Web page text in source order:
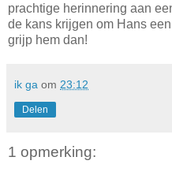
prachtige herinnering aan
de kans krijgen om Hans
grijp hem dan!
ik ga om 23:12
Delen
1 opmerking: